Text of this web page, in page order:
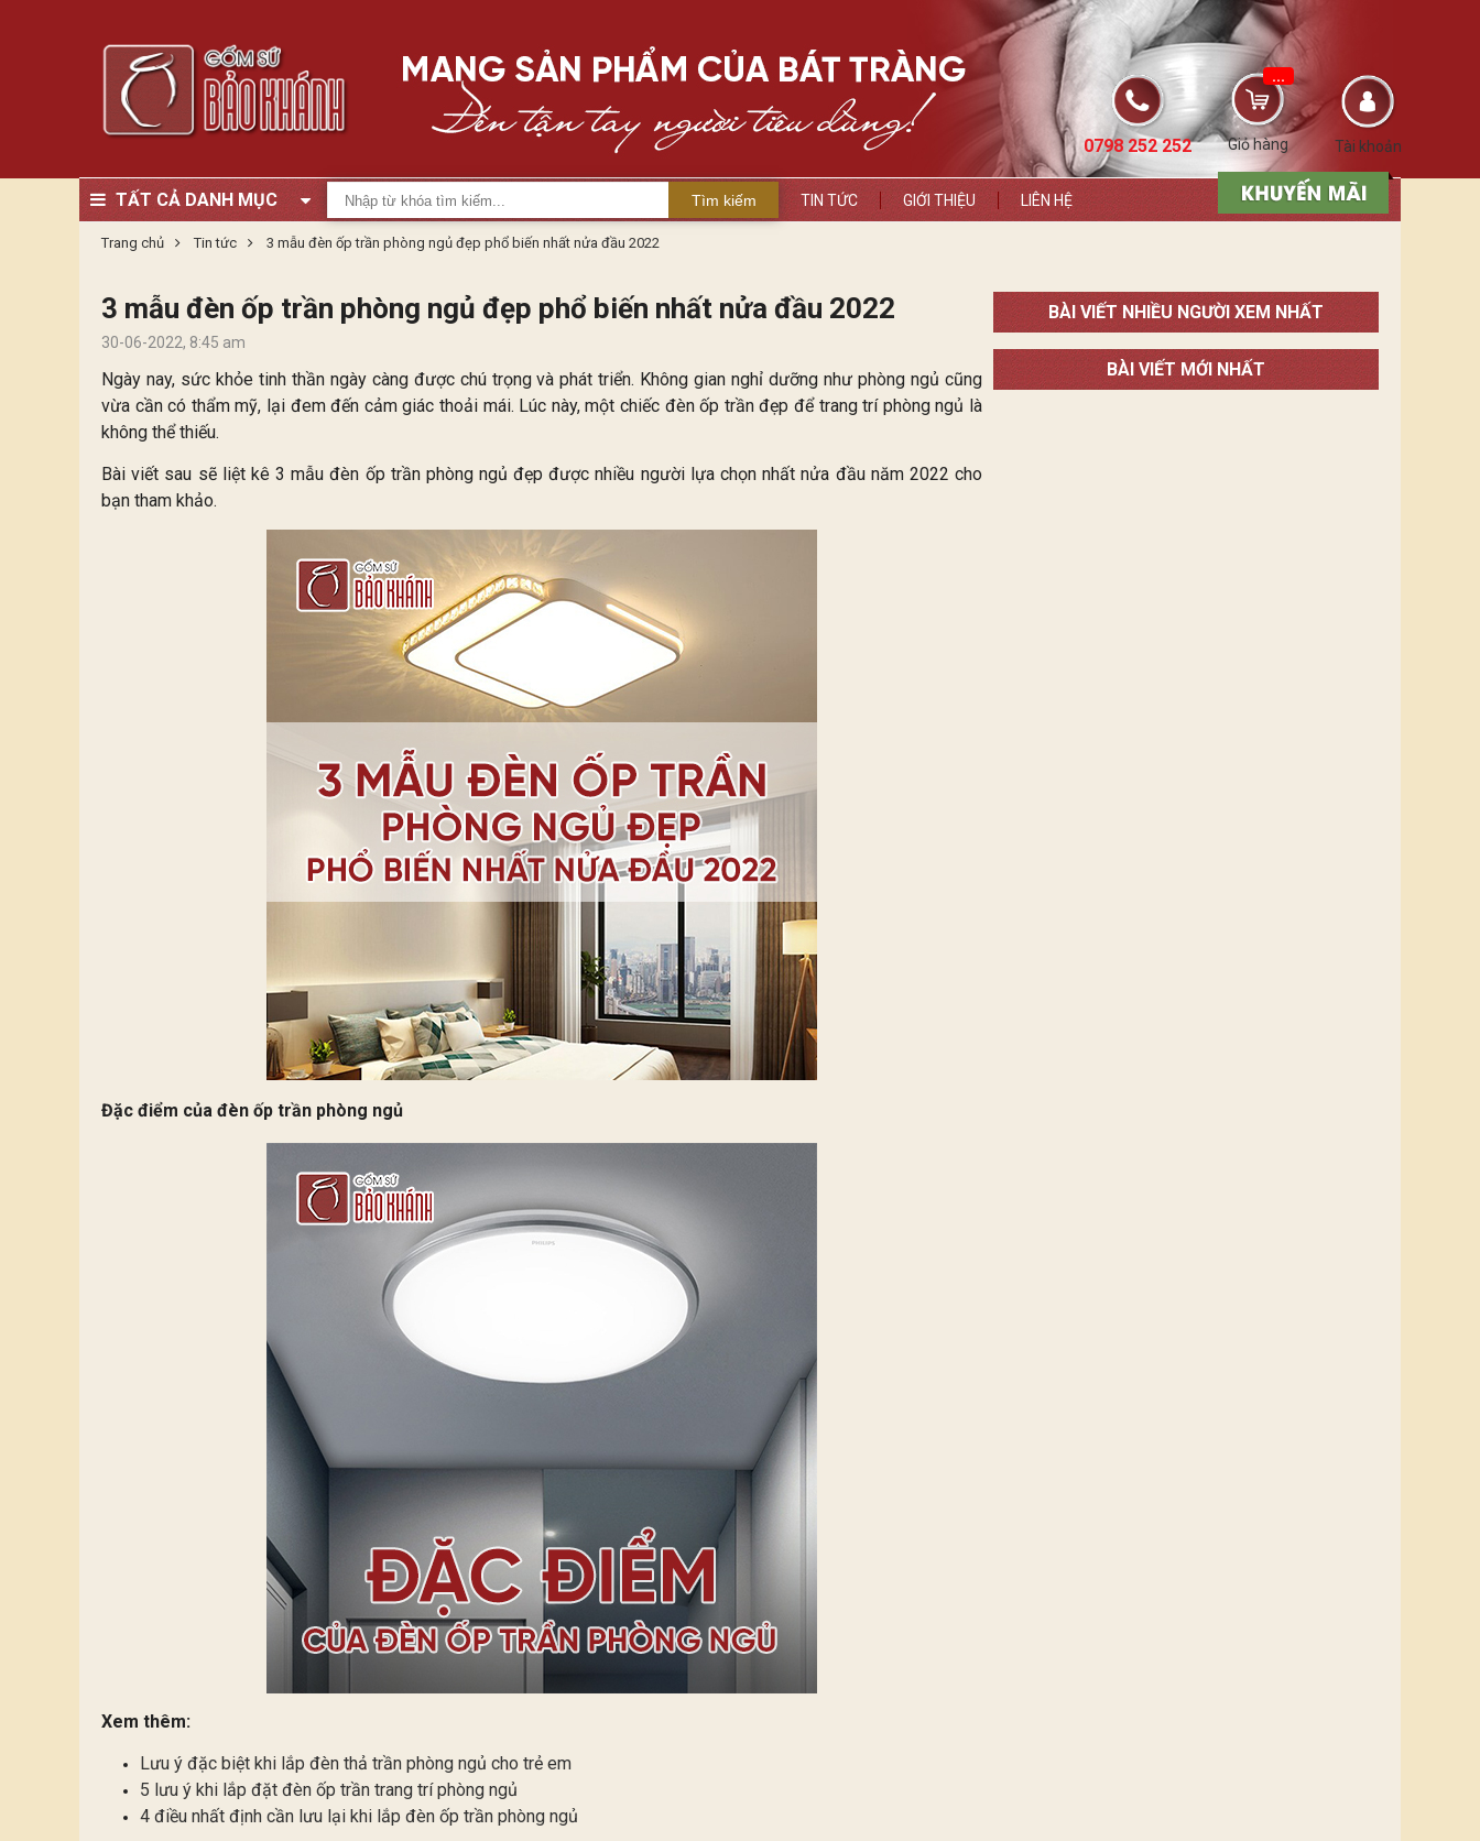
Tài khoản
Giỏ hàng
...
0798 252 252
TẤT CẢ DANH MỤC Tìm kiếm TIN TỨC GIỚI THIỆU LIÊN HỆ
Trang chủ Tin tức 3 mẫu đèn ốp trần phòng ngủ đẹp phổ biến nhất nửa đầu 2022
3 mẫu đèn ốp trần phòng ngủ đẹp phổ biến nhất nửa đầu 2022
30-06-2022, 8:45 am
Ngày nay, sức khỏe tinh thần ngày càng được chú trọng và phát triển. Không gian nghỉ dưỡng như phòng ngủ cũng
vừa cần có thẩm mỹ, lại đem đến cảm giác thoải mái. Lúc này, một chiếc đèn ốp trần đẹp để trang trí phòng ngủ là
không thể thiếu.
Bài viết sau sẽ liệt kê 3 mẫu đèn ốp trần phòng ngủ đẹp được nhiều người lựa chọn nhất nửa đầu năm 2022 cho
bạn tham khảo.
Đặc điểm của đèn ốp trần phòng ngủ
Xem thêm:
Lưu ý đặc biệt khi lắp đèn thả trần phòng ngủ cho trẻ em
5 lưu ý khi lắp đặt đèn ốp trần trang trí phòng ngủ
4 điều nhất định cần lưu lại khi lắp đèn ốp trần phòng ngủ
BÀI VIẾT NHIỀU NGƯỜI XEM NHẤT
BÀI VIẾT MỚI NHẤT